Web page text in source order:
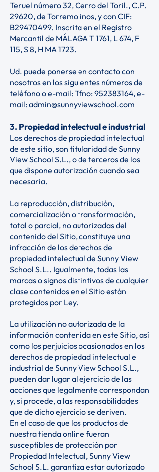
Teruel número 32, Cerro del Toril., C.P.
29620, de Torremolinos, y con CIF:
B29470499. Inscrita en el Registro
Mercantil de MÁLAGA T 1761, L 674, F
115, S 8, H MA 1723.
Ud. puede ponerse en contacto con
nosotros en los siguientes números de
teléfono o e-mail: Tfno:952383164, e-
mail:admin@sunnyviewschool.com
3. Propiedad intelectual e industrial
Los derechos de propiedad intelectual
de este sitio, son titularidad de Sunny
View School S.L., o de terceros de los
que dispone autorización cuando sea
necesaria.
La reproducción, distribución,
comercialización o transformación,
total o parcial, no autorizadas del
contenido del Sitio, constituye una
infracción de los derechos de
propiedad intelectual de Sunny View
School S.L.. Igualmente, todas las
marcas o signos distintivos de cualquier
clase contenidos en el Sitio están
protegidos por Ley.
La utilización no autorizada de la
información contenida en este Sitio, así
como los perjuicios ocasionados en los
derechos de propiedad intelectual e
industrial de Sunny View School S.L.,
pueden dar lugar al ejercicio de las
acciones que legalmente correspondan
y, si procede, a las responsabilidades
que de dicho ejercicio se deriven.
En el caso de que los productos de
nuestra tienda online fueran
susceptibles de protección por
Propiedad Intelectual, Sunny View
School S.L. garantiza estar autorizado